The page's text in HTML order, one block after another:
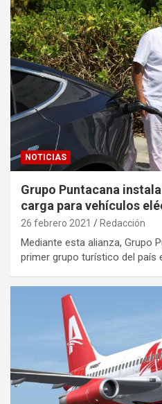
NOTICIAS
Grupo Puntacana
carga para vehículos
26 febrero 2021 Redacción
Mediante esta alianza, Grupo
primer grupo turístico del país